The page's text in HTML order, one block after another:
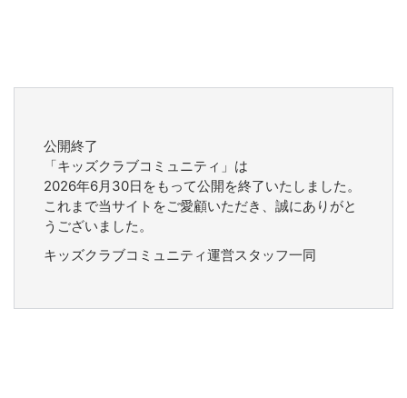
公開終了
「キッズクラブコミュニティ」は
2026年6月30日をもって公開を終了いたしました。
これまで当サイトをご愛顧いただき、誠にありがと
うございました。
キッズクラブコミュニティ運営スタッフ一同